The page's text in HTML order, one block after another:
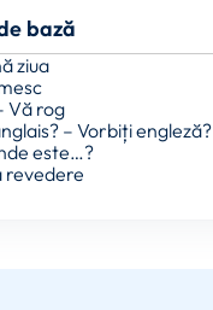
bază
ziua
Vă rog
– Vorbiți engleză?
este…?
revedere